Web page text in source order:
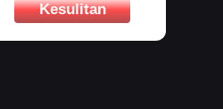
Kesulitan